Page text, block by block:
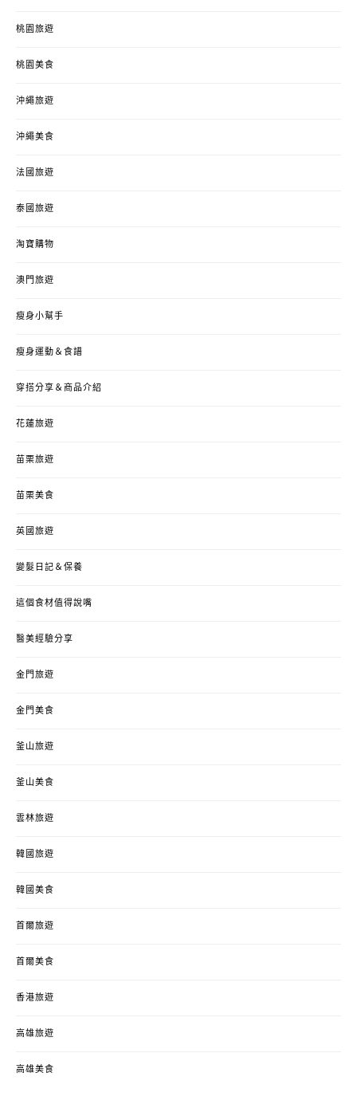
桃園旅遊
桃園美食
沖繩旅遊
沖繩美食
法國旅遊
泰國旅遊
淘寶購物
澳門旅遊
瘦身小幫手
瘦身運動＆食譜
穿搭分享＆商品介紹
花蓮旅遊
苗栗旅遊
苗栗美食
英國旅遊
變髮日記＆保養
這個食材值得說嘴
醫美經驗分享
金門旅遊
金門美食
釜山旅遊
釜山美食
雲林旅遊
韓國旅遊
韓國美食
首爾旅遊
首爾美食
香港旅遊
高雄旅遊
高雄美食